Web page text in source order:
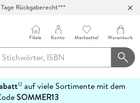
Filiale Konto Merkzettel Warenkorb
12auf viele Sortimente mit dem
SOMMER13